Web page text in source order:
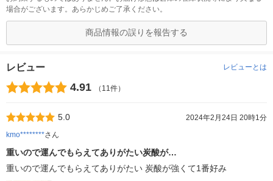
場合がございます。あらかじめご了承ください。
商品情報の誤りを報告する
レビュー レビューとは
4.91 （11件）
5.0
2024年2月24日 20時1分
kmo********さん
重いので運んでもらえてありがたい炭酸が…
重いので運んでもらえてありがたい 炭酸が強くて1番好み